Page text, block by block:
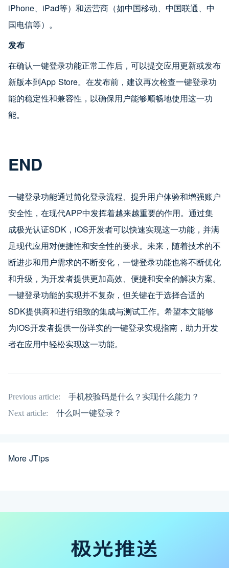
iPhone、iPad等）和运营商（如中国移动、中国联通、中
国电信等）。
发布
在确认一键登录功能正常工作后，可以提交应用更新或发布
新版本到App Store。在发布前，建议再次检查一键登录功
能的稳定性和兼容性，以确保用户能够顺畅地使用这一功
能。
END
一键登录功能通过简化登录流程、提升用户体验和增强账户
安全性，在现代APP中发挥着越来越重要的作用。通过集
成极光认证SDK，iOS开发者可以快速实现这一功能，并满
足现代应用对便捷性和安全性的要求。未来，随着技术的不
断进步和用户需求的不断变化，一键登录功能也将不断优化
和升级，为开发者提供更加高效、便捷和安全的解决方案。
一键登录功能的实现并不复杂，但关键在于选择合适的
SDK提供商和进行细致的集成与测试工作。希望本文能够
为iOS开发者提供一份详实的一键登录实现指南，助力开发
者在应用中轻松实现这一功能。
Previous article:
手机校验码是什么？实现什么能力？
Next article:
什么叫一键登录？
More JTips